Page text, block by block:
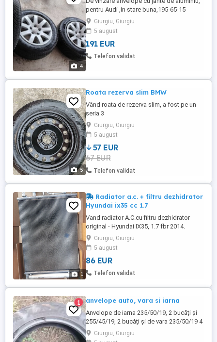
4
pentru Audi ,in stare buna,195-65-15
Giurgiu, Giurgiu
5 august
191 EUR
Telefon validat
5
Roata rezerva slim BMW
Vând roata de rezerva slim, a fost pe un
seria 3
Giurgiu, Giurgiu
5 august
57 EUR
67 EUR
Telefon validat
1
Radiator a.c. + filtru dezhidrator
Hyundai ix35 cc 1.7
Vand radiator A.C.cu filtru dezhidrator
original - Hyundai IX35, 1.7 fbr 2014.
Giurgiu, Giurgiu
5 august
86 EUR
Telefon validat
1 anvelope auto, vara si iarna
Anvelope de iarna 235/50/19, 2 bucăți și
255/45/19, 2 bucăți și de vara 235/50/19 4
bucăți, relații la tel, 400 lei setul de 4 buc.
Giurgiu, Giurgiu